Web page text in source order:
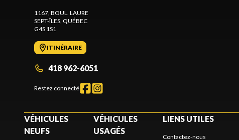
1167, BOUL. LAURE
SEPT-ÎLES, QUÉBEC
G4S 1S1
ITINÉRAIRE
418 962-6051
Restez connecté
VÉHICULES
NEUFS
VÉHICULES
USAGÉS
LIENS UTILES
Contactez-nous